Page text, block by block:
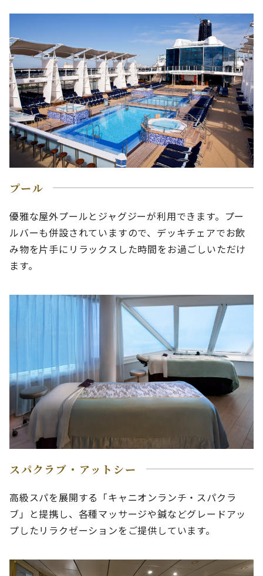
プール
優雅な屋外プールとジャグジーが利用できます。プー
ルバーも併設されていますので、デッキチェアでお飲
み物を片手にリラックスした時間をお過ごしいただけ
ます。
スパクラブ・アットシー
高級スパを展開する「キャニオンランチ・スパクラ
ブ」と提携し、各種マッサージや鍼などグレードアッ
プしたリラクゼーションをご提供しています。